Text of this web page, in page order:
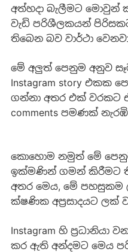
අත්හදා බැලීමට මොවුන්
වැඩි පරිශීලකයන්
තිබෙන බව වාර්ථා
මේ අලුත් පෙනුම අනුව
Instagram story එකක
ගන්නා අතර එක් වරකට
comments පමණක්
කොහොම නමුත් මේ
ඉක්මණින් ගමන් කිරීමට
අතර මෙය, මේ පහසුකම
ක්ෂණික අප්‍රසාදයට ලක්
Instagram හි ප්‍රධානියා
කර ඇති අන්දමට මෙය